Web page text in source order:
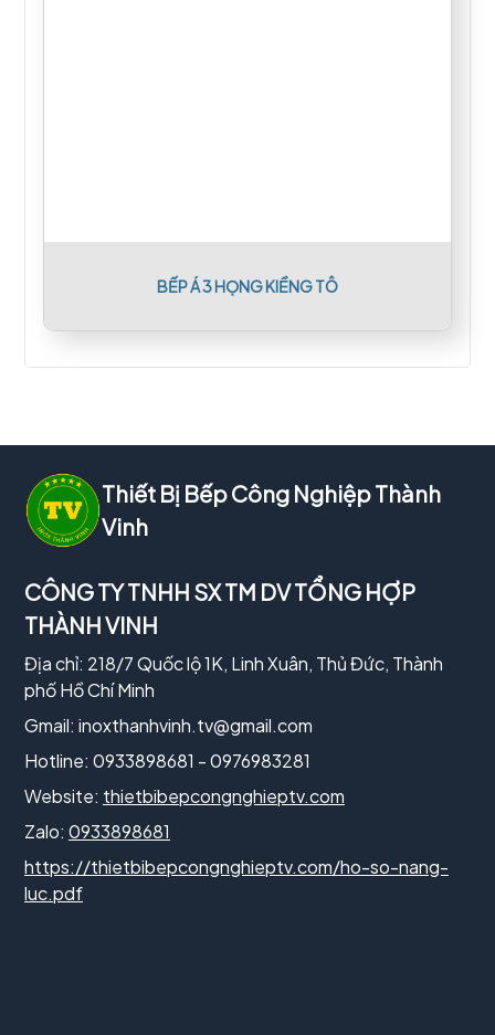
BẾP Á 3 HỌNG KIỀNG TÔ
Thiết Bị Bếp Công Nghiệp Thành
Vinh
CÔNG TY TNHH SX TM DV TỔNG HỢP
THÀNH VINH
Địa chỉ: 218/7 Quốc lộ 1K, Linh Xuân, Thủ Đức, Thành
phố Hồ Chí Minh
Gmail: inoxthanhvinh.tv@gmail.com
Hotline: 0933898681 - 0976983281
Website: thietbibepcongnghieptv.com
Zalo: 0933898681
https://thietbibepcongnghieptv.com/ho-so-nang-
luc.pdf